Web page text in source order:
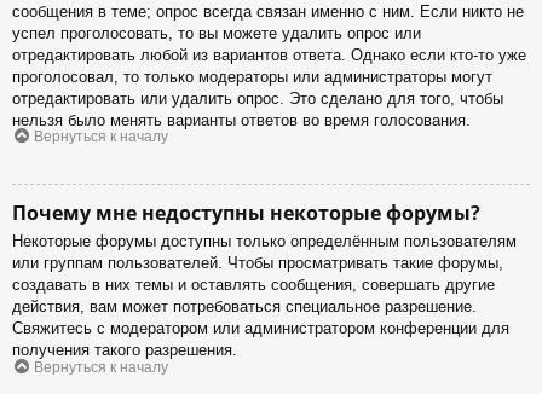
сообщения в теме; опрос всегда связан именно с ним. Если никто не
успел проголосовать, то вы можете удалить опрос или
отредактировать любой из вариантов ответа. Однако если кто-то уже
проголосовал, то только модераторы или администраторы могут
отредактировать или удалить опрос. Это сделано для того, чтобы
нельзя было менять варианты ответов во время голосования.
Вернуться к началу
Почему мне недоступны некоторые форумы?
Некоторые форумы доступны только определённым пользователям
или группам пользователей. Чтобы просматривать такие форумы,
создавать в них темы и оставлять сообщения, совершать другие
действия, вам может потребоваться специальное разрешение.
Свяжитесь с модератором или администратором конференции для
получения такого разрешения.
Вернуться к началу